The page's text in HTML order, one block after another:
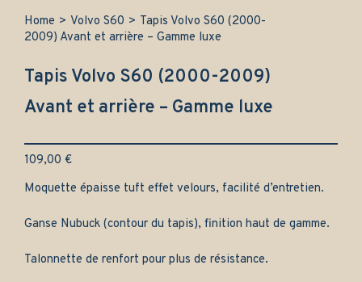
Home > Volvo S60 > Tapis Volvo S60 (2000-
2009) Avant et arrière – Gamme luxe
Tapis Volvo S60 (2000-2009)
Avant et arrière – Gamme luxe
109,00 €
Moquette épaisse tuft effet velours, facilité d’entretien.
Ganse Nubuck (contour du tapis), finition haut de gamme.
Talonnette de renfort pour plus de résistance.